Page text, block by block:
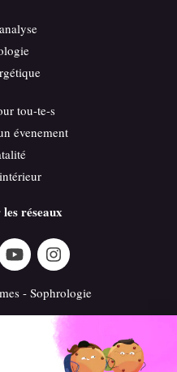
tou-te-s
évenement
réseaux
- Sophrologie